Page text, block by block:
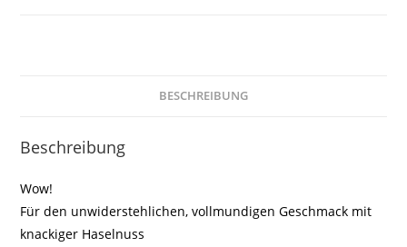
BESCHREIBUNG
Beschreibung
Wow!
Für den unwiderstehlichen, vollmundigen Geschmack mit
knackiger Haselnuss